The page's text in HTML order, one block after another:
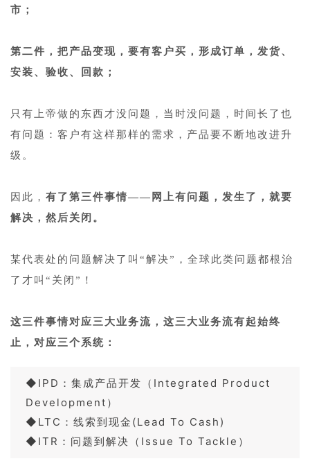
市；
第二件，把产品变现，要有客户买，形成订单，发货、
安装、验收、回款；
只有上帝做的东西才没问题，当时没问题，时间长了也
有问题：客户有这样那样的需求，产品要不断地改进升
级。
因此， 有了第三件事情——网上有问题，发生了，就要
解决，然后关闭。
某代表处的问题解决了叫“解决”，全球此类问题都根治
了才叫“关闭”！
这三件事情对应三大业务流，这三大业务流有起始终
止，对应三个系统：
◆IPD：集成产品开发（Integrated Product
Development）
◆LTC：线索到现金(Lead To Cash)
◆ITR：问题到解决（Issue To Tackle）